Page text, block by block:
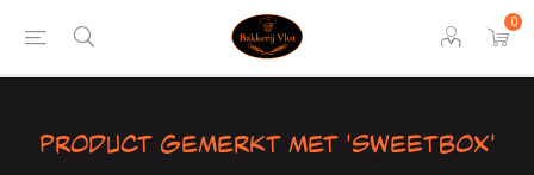
0
Product gemerkt met 'sweetbox'